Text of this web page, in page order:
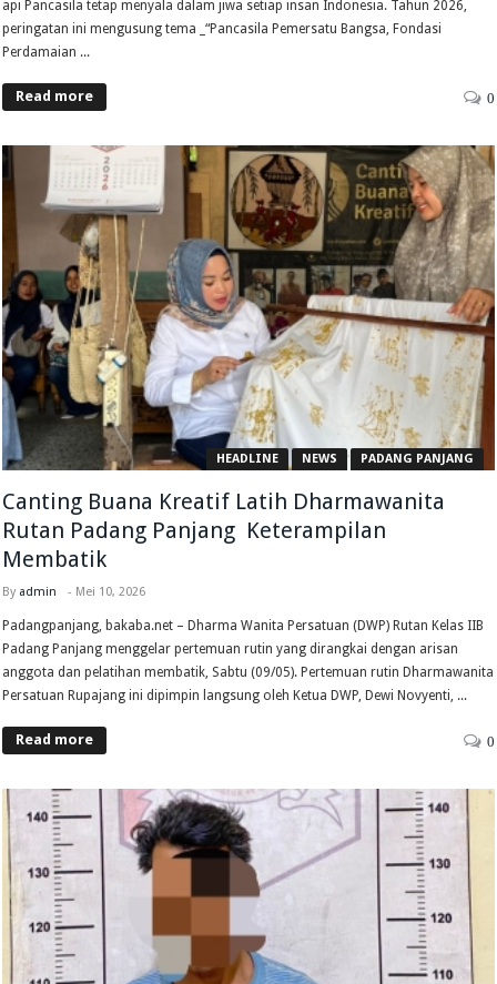
api Pancasila tetap menyala dalam jiwa setiap insan Indonesia. Tahun 2026,
peringatan ini mengusung tema _“Pancasila Pemersatu Bangsa, Fondasi
Perdamaian ...
Read more 0
HEADLINE NEWS PADANG PANJANG
Canting Buana Kreatif Latih Dharmawanita
Rutan Padang Panjang Keterampilan
Membatik
By admin - Mei 10, 2026
Padangpanjang, bakaba.net – Dharma Wanita Persatuan (DWP) Rutan Kelas IIB
Padang Panjang menggelar pertemuan rutin yang dirangkai dengan arisan
anggota dan pelatihan membatik, Sabtu (09/05). Pertemuan rutin Dharmawanita
Persatuan Rupajang ini dipimpin langsung oleh Ketua DWP, Dewi Novyenti, ...
Read more 0